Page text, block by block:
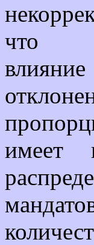
что
имеет